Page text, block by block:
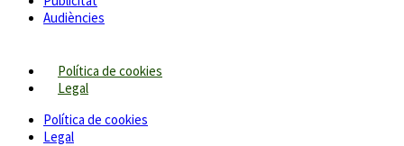
Audiències
Política de cookies
Legal
Política de cookies
Legal